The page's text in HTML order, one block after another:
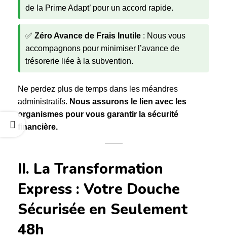
de la Prime Adapt’ pour un accord rapide.
✅ Zéro Avance de Frais Inutile : Nous vous
accompagnons pour minimiser l’avance de
trésorerie liée à la subvention.
Ne perdez plus de temps dans les méandres
administratifs. Nous assurons le lien avec les
organismes pour vous garantir la sécurité
financière.
II. La Transformation
Express : Votre Douche
Sécurisée en Seulement
48h